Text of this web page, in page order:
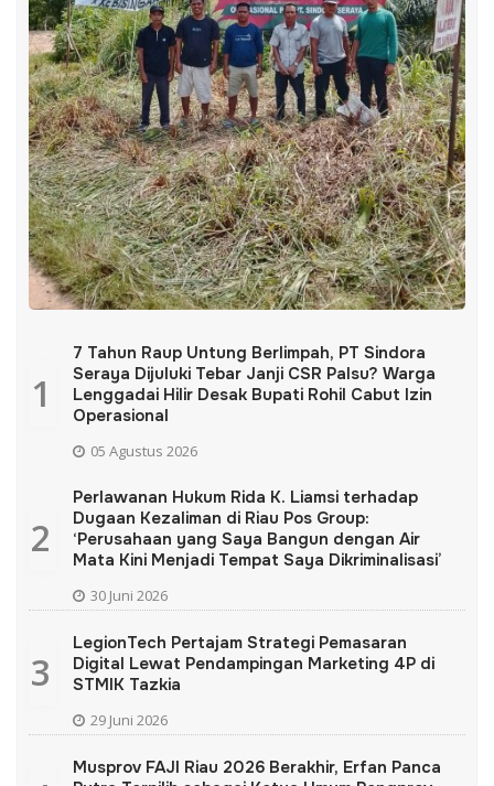
1
7 Tahun Raup Untung Berlimpah, PT Sindora
Seraya Dijuluki Tebar Janji CSR Palsu? Warga
Lenggadai Hilir Desak Bupati Rohil Cabut Izin
Operasional
05 Agustus 2026
2
Perlawanan Hukum Rida K. Liamsi terhadap
Dugaan Kezaliman di Riau Pos Group:
‘Perusahaan yang Saya Bangun dengan Air
Mata Kini Menjadi Tempat Saya Dikriminalisasi’
30 Juni 2026
3
LegionTech Pertajam Strategi Pemasaran
Digital Lewat Pendampingan Marketing 4P di
STMIK Tazkia
29 Juni 2026
Musprov FAJI Riau 2026 Berakhir, Erfan Panca